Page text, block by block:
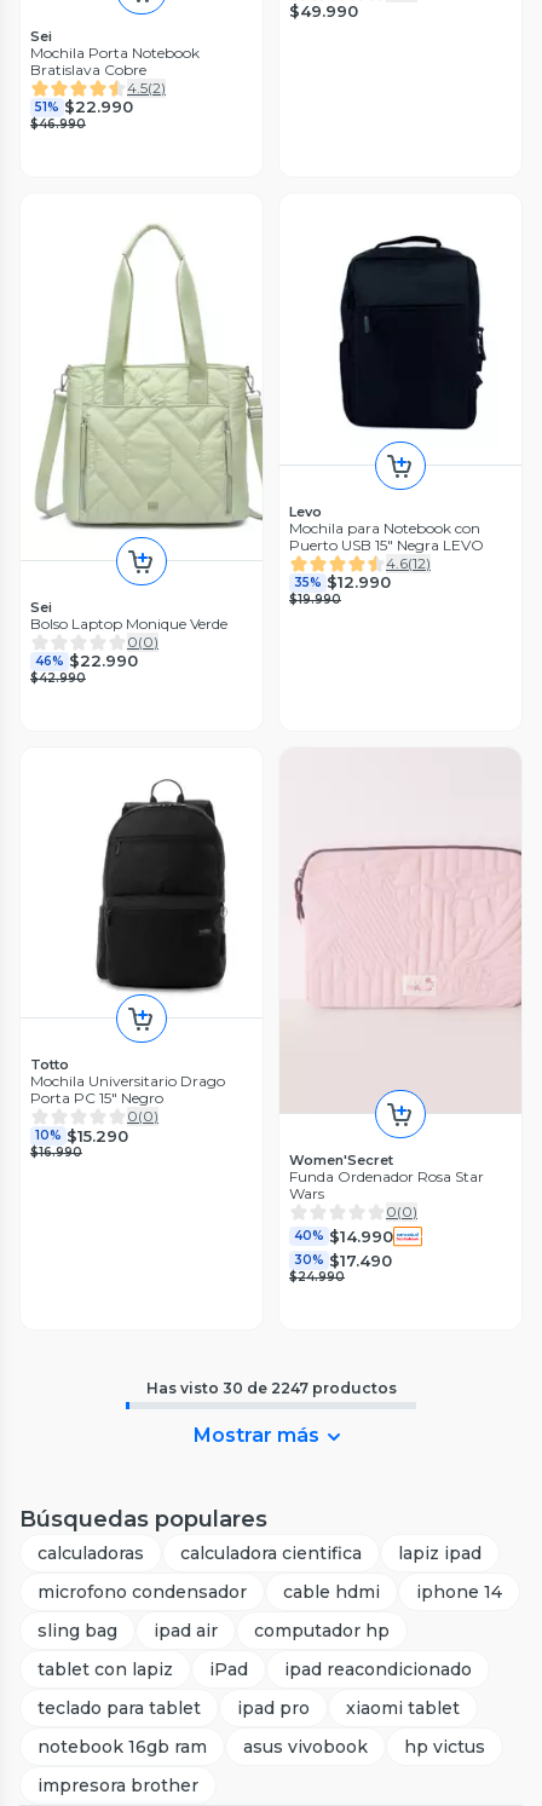
Sei
Mochila Porta Notebook
Bratislava Cobre
4.5(2)
51% $22.990
$46.990
$49.990
Sei
Bolso Laptop Monique Verde
0(0)
46% $22.990
$42.990
Levo
Mochila para Notebook con
Puerto USB 15" Negra LEVO
4.6(12)
35% $12.990
$19.990
Totto
Mochila Universitario Drago
Porta PC 15" Negro
0(0)
10% $15.290
$16.990 Women'Secret
Funda Ordenador Rosa Star
Wars
0(0)
40% $14.990
30% $17.490
$24.990
Has visto 30 de 2247 productos
Mostrar más
Búsquedas populares
calculadoras calculadora cientifica
lapiz ipad
microfono condensador
cable hdmi
iphone 14
sling bag
ipad air
computador hp
tablet con lapiz
iPad
ipad reacondicionado
teclado para tablet
ipad pro
xiaomi tablet
notebook 16gb ram
asus vivobook
hp victus
impresora brother